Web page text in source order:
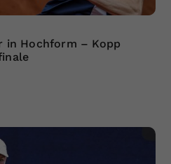
in Hochform – Kopp